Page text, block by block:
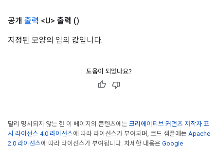
공개 출력 <U> 출력 ()
지정된 모양의 임의 값입니다.
도움이 되었나요?
달리 명시되지 않는 한 이 페이지의 콘텐츠에는 크리에이티브 커먼즈 저작자 표
시 라이선스 4.0 라이선스에 따라 라이선스가 부여되며, 코드 샘플에는 Apache
2.0 라이선스에 따라 라이선스가 부여됩니다. 자세한 내용은 Google